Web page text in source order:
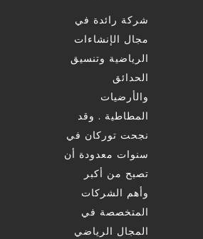
شركة رائدة في
مجال الإنشاءات
الرياضية وتنسيق
الحدائق
والأرضيات
المطاطية . وقد
نجحت توركان في
سنوات معدودة أن
تصبح من أكبر
وأهم الشركات
المتخصصة في
المجال الرياضي